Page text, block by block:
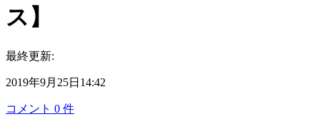
ス】
最終更新:
2019年9月25日14:42
コメント 0 件